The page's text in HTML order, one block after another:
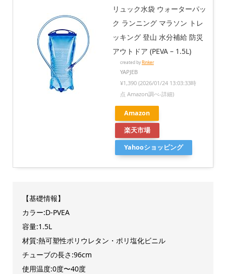
リュック水袋 ウォーターパッ
ク ランニング マラソン トレ
ッキング 登山 水分補給 防災
アウトドア (PEVA – 1.5L)
created byRinker
YAPJEB
¥1,390 (2026/01/24 13:03:33時
点 Amazon調べ-詳細)
Amazon
楽天市場
Yahooショッピング
【基礎情報】
カラー:D-PVEA
容量:1.5L
材質:熱可塑性ポリウレタン・ポリ塩化ビニル
チューブの長さ:96cm
使用温度:0度〜40度